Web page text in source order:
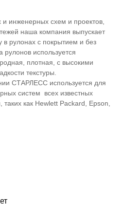
и инженерных схем и проектов,
наша компания выпускает
в рулонах с покрытием и без
рулонов используется
плотная, с высокими
текстуры.
СТАРЛЕСС используется для
систем всех известных
таких как Hewlett Packard, Epson,